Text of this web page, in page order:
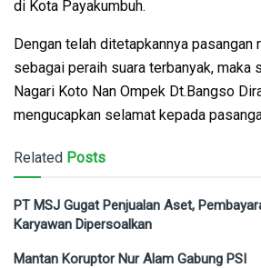
di Kota Payakumbuh.
Dengan telah ditetapkannya pasangan
sebagai peraih suara terbanyak, maka
Nagari Koto Nan Ompek Dt.Bangso
mengucapkan selamat kepada
Related Posts
PT MSJ Gugat Penjualan Aset,
Karyawan Dipersoalkan
Mantan Koruptor Nur Alam Gabung PSI